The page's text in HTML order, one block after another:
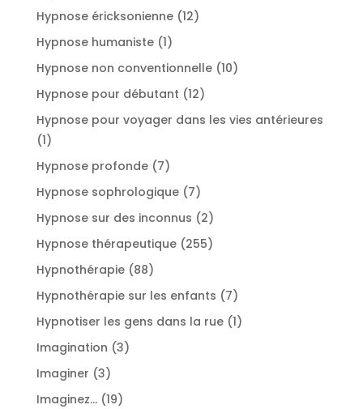
produits
Hypnose éricksonienne 1212
Hypnose humaniste 11
produit
Hypnose non conventionnelle 1010
Hypnose pour débutant 1212
produits
Hypnose pour voyager dans les vies antérieures
11
produit
Hypnose profonde 77
produits
Hypnose sophrologique 77
produits
Hypnose sur des inconnus 22
produits
Hypnose thérapeutique 255255
Hypnothérapie 8888
produits
Hypnothérapie sur les enfants 77
produits
Hypnotiser les gens dans la rue 11
Imagination 33
Imaginer 33
produits
Imaginez... 1919